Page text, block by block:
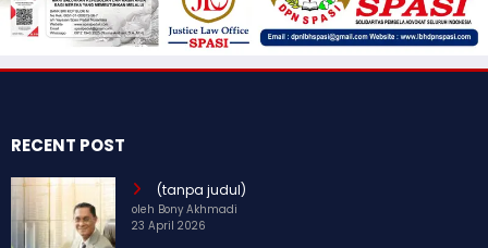
RECENT POST
(tanpa judul)
oleh Bony Akhmadi
23 April 2026